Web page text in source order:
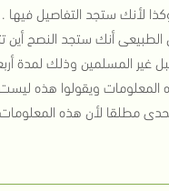
وكذا لأنك ستجد التفاصيل
الطبيعى أنك ستجد النصح
المسلمين وذلك لمدة
ويقولوا هذه
مطلقا لأن هذه